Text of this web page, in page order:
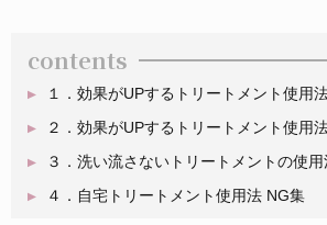
contents
１．効果がUPするトリートメント使用
２．効果がUPするトリートメント使
３．洗い流さないトリートメントの使用
４．自宅トリートメント使用法 NG集